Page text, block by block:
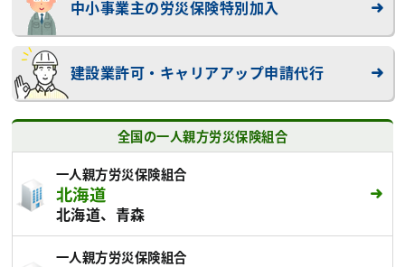
中小事業主の労災保険特別加入
建設業許可・キャリアアップ申請代行
全国の一人親方労災保険組合
一人親方労災保険組合
北海道
北海道、青森
一人親方労災保険組合